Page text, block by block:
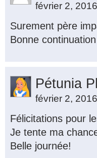
février 2,
Surement père
Bonne
Pétunia
février 2,
Félicitations pour
Je tente ma
Belle journée!